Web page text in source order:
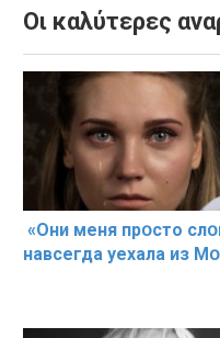
Οι καλύτερες
«Они меня прօсто
навсегда уехала из